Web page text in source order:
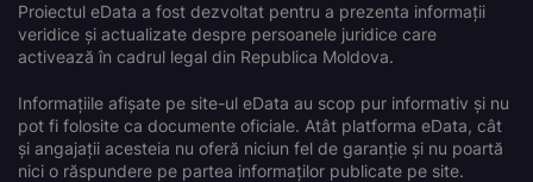
Proiectul eData a fost dezvoltat pentru a prezenta informații
veridice și actualizate despre persoanele juridice care
activează în cadrul legal din Republica Moldova.
Informațiile afișate pe site-ul eData au scop pur informativ și nu
pot fi folosite ca documente oficiale. Atât platforma eData, cât
și angajații acesteia nu oferă niciun fel de garanție și nu poartă
nici o răspundere pe partea informaților publicate pe site.